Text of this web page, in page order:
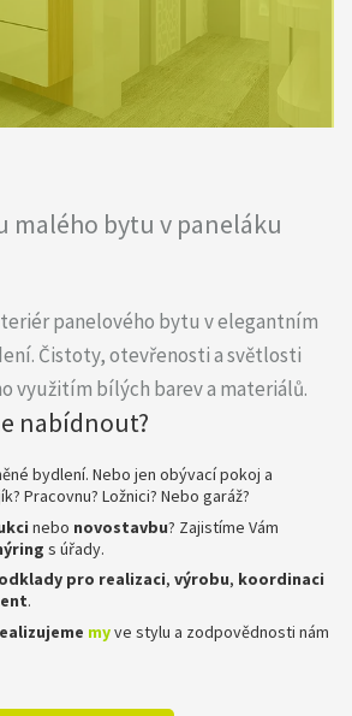
malého bytu v paneláku
panelového bytu v elegantním
Čistoty, otevřenosti a světlosti
využitím bílých barev a materiálů.
nabídnout?
bydlení. Nebo jen obývací pokoj a
Pracovnu? Ložnici? Nebo garáž?
nebo novostavbu? Zajistíme Vám
s úřady.
pro realizaci, výrobu, koordinaci
.
myve stylu a zodpovědnosti nám